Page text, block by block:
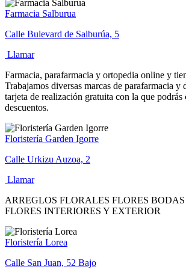
Farmacia Salburua
Calle Bulevard de Salburúa, 5
Llamar
Farmacia, parafarmacia y ortopedia online y
Trabajamos diversas marcas de parafarmacia y
tarjeta de realización gratuita con la que podrás
descuentos.
Floristería Garden Igorre
Calle Urkizu Auzoa, 2
Llamar
ARREGLOS FLORALES FLORES
FLORES INTERIORES Y EXTERIOR
Floristería Lorea
Calle San Juan, 52 Bajo